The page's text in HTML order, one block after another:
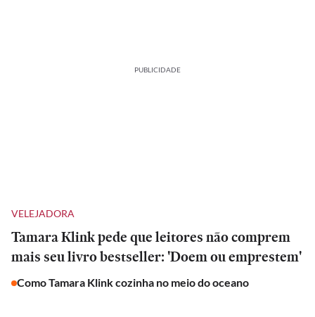
PUBLICIDADE
VELEJADORA
Tamara Klink pede que leitores não comprem
mais seu livro bestseller: 'Doem ou emprestem'
Como Tamara Klink cozinha no meio do oceano